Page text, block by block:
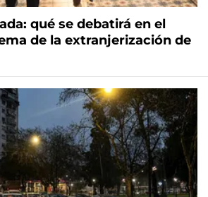
qué se debatirá en el
de la extranjerización de